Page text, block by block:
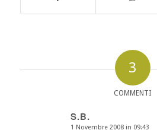
3
COMMENTI
S.B.
1 Novembre 2008 in 09:43